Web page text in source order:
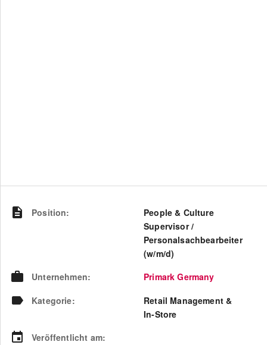
Position:
People & Culture
Supervisor /
Personalsachbearbeiter
(w/m/d)
Unternehmen:
Primark Germany
Kategorie:
Retail Management &
In-Store
Veröffentlicht am: